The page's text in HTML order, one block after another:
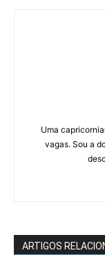
Uma
vagas. Sou a
ARTIGOS